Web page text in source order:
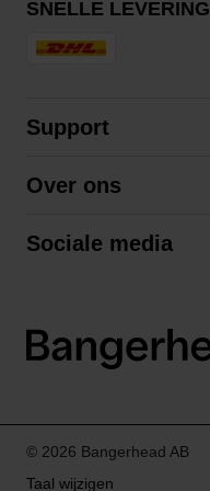
SNELLE LEVERING
Support
Algemene voorwaarden
Over ons
Sociale media
LinkedIn
© 2026 Bangerhead AB
Taal wijzigen